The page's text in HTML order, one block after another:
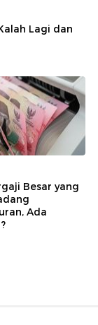
Lagi dan
Besar yang
Ada